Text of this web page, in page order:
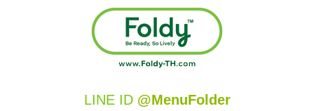
LINE ID @MenuFolder